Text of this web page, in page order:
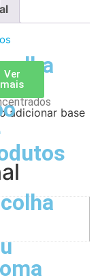
Ver
todos
Ver
mais
Ver
mais
adicionar base